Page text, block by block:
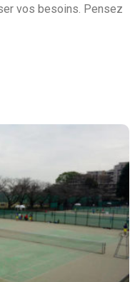
vos besoins. Pensez